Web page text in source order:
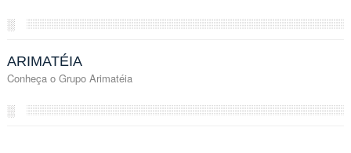
░
ARIMATÉIA
Conheça o Grupo Arimatéia
░